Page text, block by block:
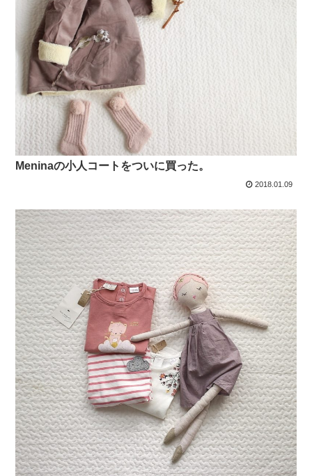
Meninaの小人コートをついに買った。
2018.01.09